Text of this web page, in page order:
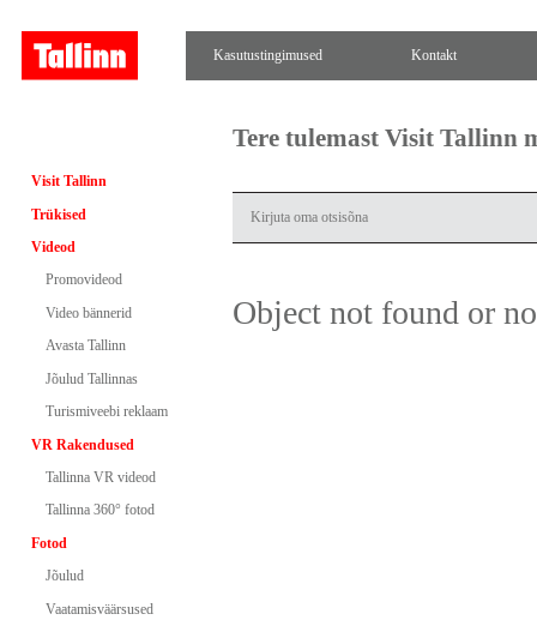
Kasutustingimused Kontakt
Visit Tallinn
Trükised
Videod
Promovideod
Video bännerid
Avasta Tallinn
Jõulud Tallinnas
Turismiveebi reklaam
VR Rakendused
Tallinna VR videod
Tallinna 360° fotod
Fotod
Jõulud
Vaatamisväärsused
Tere tulemast Visit Tallinn
Object not found or